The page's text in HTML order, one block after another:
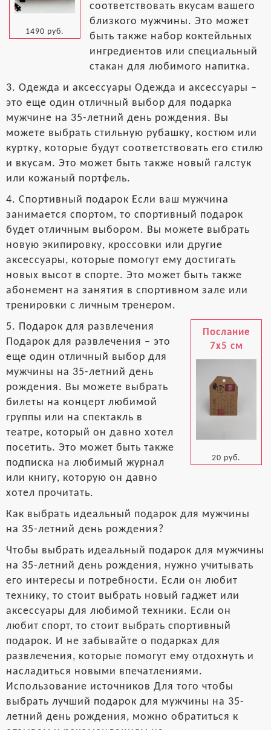
1490 руб.
соответствовать вкусам вашего
близкого мужчины. Это может
быть также набор коктейльных
ингредиентов или специальный
стакан для любимого напитка.
3. Одежда и аксессуары Одежда и аксессуары –
это еще один отличный выбор для подарка
мужчине на 35-летний день рождения. Вы
можете выбрать стильную рубашку, костюм или
куртку, которые будут соответствовать его стилю
и вкусам. Это может быть также новый галстук
или кожаный портфель.
4. Спортивный подарок Если ваш мужчина
занимается спортом, то спортивный подарок
будет отличным выбором. Вы можете выбрать
новую экипировку, кроссовки или другие
аксессуары, которые помогут ему достигать
новых высот в спорте. Это может быть также
абонемент на занятия в спортивном зале или
тренировки с личным тренером.
Послание
7x5 см
20 руб.
5. Подарок для развлечения
Подарок для развлечения – это
еще один отличный выбор для
мужчины на 35-летний день
рождения. Вы можете выбрать
билеты на концерт любимой
группы или на спектакль в
театре, который он давно хотел
посетить. Это может быть также
подписка на любимый журнал
или книгу, которую он давно
хотел прочитать.
Как выбрать идеальный подарок для мужчины
на 35-летний день рождения?
Чтобы выбрать идеальный подарок для мужчины
на 35-летний день рождения, нужно учитывать
его интересы и потребности. Если он любит
технику, то стоит выбрать новый гаджет или
аксессуары для любимой техники. Если он
любит спорт, то стоит выбрать спортивный
подарок. И не забывайте о подарках для
развлечения, которые помогут ему отдохнуть и
насладиться новыми впечатлениями.
Использование источников Для того чтобы
выбрать лучший подарок для мужчины на 35-
летний день рождения, можно обратиться к